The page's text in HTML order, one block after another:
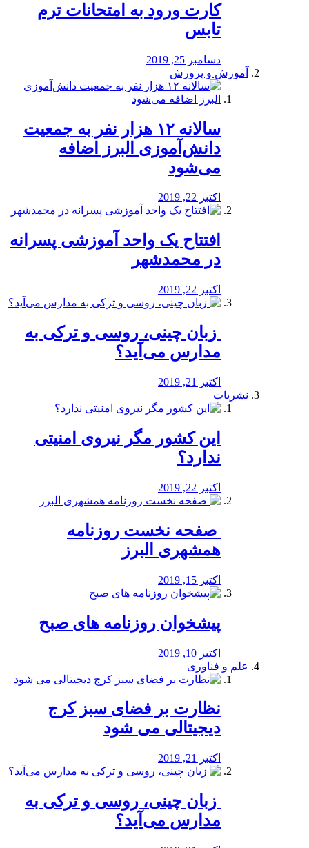
کارت ورود به امتحانات ترم
تابس
دسامبر 25, 2019
آموزش و پرورش
️سالانه ۱۲ هزار نفر به جمعیت
دانش‌آموزی البرز اضافه
می‌شود
اکتبر 22, 2019
افتتاح یک واحد آموزشی پسرانه
در محمدشهر
اکتبر 22, 2019
️ زبان چینی، روسی و ترکی به
مدارس می‌آید؟
اکتبر 21, 2019
نشریات
این کشور مگر نیروی امنیتی
ندارد؟
اکتبر 22, 2019
️ صفحه نخست روزنامه‌
همشهری البرز
اکتبر 15, 2019
پیشخوان روزنامه های صبح
اکتبر 10, 2019
علم و فناوری
نظارت بر فضای سبز کرج
دیجیتالی می شود
اکتبر 21, 2019
️ زبان چینی، روسی و ترکی به
مدارس می‌آید؟